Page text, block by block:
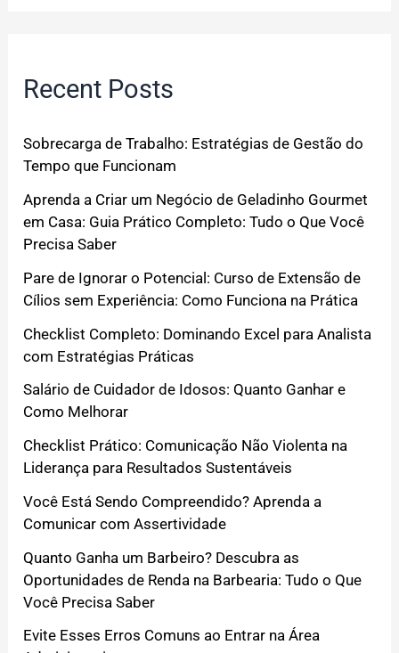
Recent Posts
Sobrecarga de Trabalho: Estratégias de Gestão do
Tempo que Funcionam
Aprenda a Criar um Negócio de Geladinho Gourmet
em Casa: Guia Prático Completo: Tudo o Que Você
Precisa Saber
Pare de Ignorar o Potencial: Curso de Extensão de
Cílios sem Experiência: Como Funciona na Prática
Checklist Completo: Dominando Excel para Analista
com Estratégias Práticas
Salário de Cuidador de Idosos: Quanto Ganhar e
Como Melhorar
Checklist Prático: Comunicação Não Violenta na
Liderança para Resultados Sustentáveis
Você Está Sendo Compreendido? Aprenda a
Comunicar com Assertividade
Quanto Ganha um Barbeiro? Descubra as
Oportunidades de Renda na Barbearia: Tudo o Que
Você Precisa Saber
Evite Esses Erros Comuns ao Entrar na Área